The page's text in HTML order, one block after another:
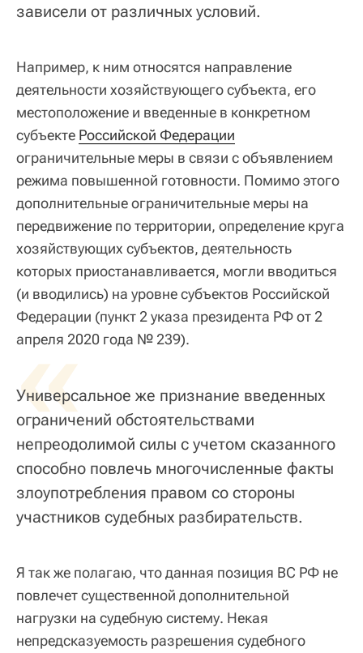
зависели от различных условий.
Например, к ним относятся направление
деятельности хозяйствующего субъекта, его
местоположение и введенные в конкретном
субъекте Российской Федерации
ограничительные меры в связи с объявлением
режима повышенной готовности. Помимо этого
дополнительные ограничительные меры на
передвижение по территории, определение круга
хозяйствующих субъектов, деятельность
которых приостанавливается, могли вводиться
(и вводились) на уровне субъектов Российской
Федерации (пункт 2 указа президента РФ от 2
апреля 2020 года № 239).
«
Универсальное же признание введенных
ограничений обстоятельствами
непреодолимой силы с учетом сказанного
способно повлечь многочисленные факты
злоупотребления правом со стороны
участников судебных разбирательств.
Я так же полагаю, что данная позиция ВС РФ не
повлечет существенной дополнительной
нагрузки на судебную систему. Некая
непредсказуемость разрешения судебного